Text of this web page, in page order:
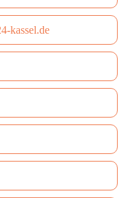
kassel.de